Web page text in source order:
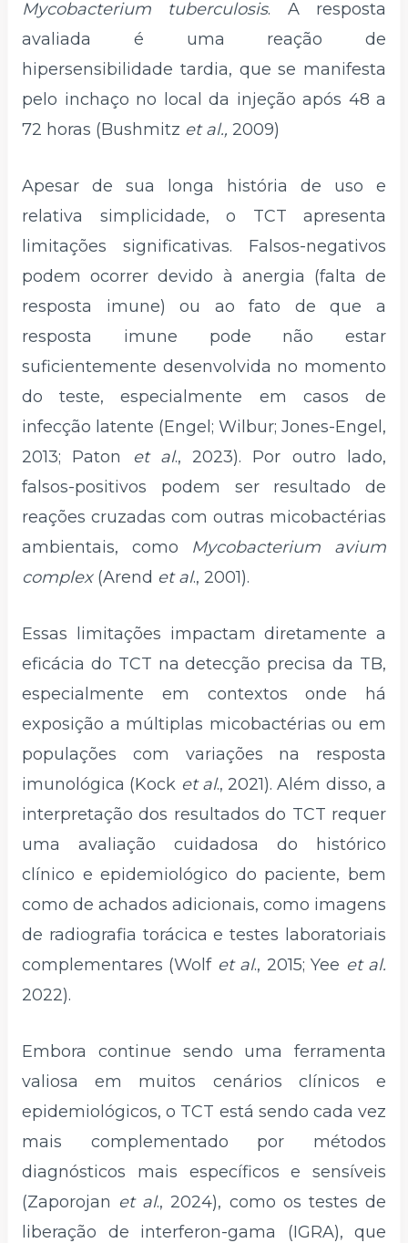
Mycobacterium tuberculosis. A resposta
avaliada é uma reação de
hipersensibilidade tardia, que se manifesta
pelo inchaço no local da injeção após 48 a
72 horas (Bushmitz et al., 2009)
Apesar de sua longa história de uso e
relativa simplicidade, o TCT apresenta
limitações significativas. Falsos-negativos
podem ocorrer devido à anergia (falta de
resposta imune) ou ao fato de que a
resposta imune pode não estar
suficientemente desenvolvida no momento
do teste, especialmente em casos de
infecção latente (Engel; Wilbur; Jones-Engel,
2013; Paton et al., 2023). Por outro lado,
falsos-positivos podem ser resultado de
reações cruzadas com outras micobactérias
ambientais, como Mycobacterium avium
complex(Arend et al., 2001).
Essas limitações impactam diretamente a
eficácia do TCT na detecção precisa da TB,
especialmente em contextos onde há
exposição a múltiplas micobactérias ou em
populações com variações na resposta
imunológica (Kock et al., 2021). Além disso, a
interpretação dos resultados do TCT requer
uma avaliação cuidadosa do histórico
clínico e epidemiológico do paciente, bem
como de achados adicionais, como imagens
de radiografia torácica e testes laboratoriais
complementares (Wolf et al., 2015; Yee et al.
2022).
Embora continue sendo uma ferramenta
valiosa em muitos cenários clínicos e
epidemiológicos, o TCT está sendo cada vez
mais complementado por métodos
diagnósticos mais específicos e sensíveis
(Zaporojan et al., 2024), como os testes de
liberação de interferon-gama (IGRA), que